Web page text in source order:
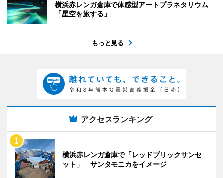
横浜赤レンガ倉庫で体感型アートプラネタリウム
「星空を旅する」
もっと見る
アクセスランキング
横浜赤レンガ倉庫で「レッドブリックサンセ
ット」 サンタモニカをイメージ